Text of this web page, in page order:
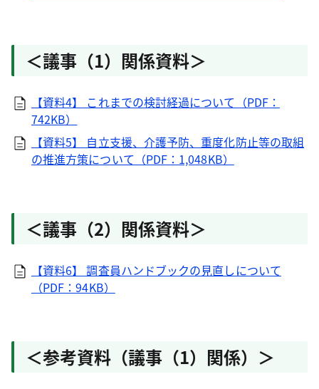
＜議事（1）関係資料＞
【資料4】 これまでの検討経過について（PDF：
742KB）
【資料5】 自立支援、介護予防、重度化防止等の取組
の推進方策について（PDF：1,048KB）
＜議事（2）関係資料＞
【資料6】 調査員ハンドブックの見直しについて
（PDF：94KB）
＜参考資料（議事（1）関係）＞